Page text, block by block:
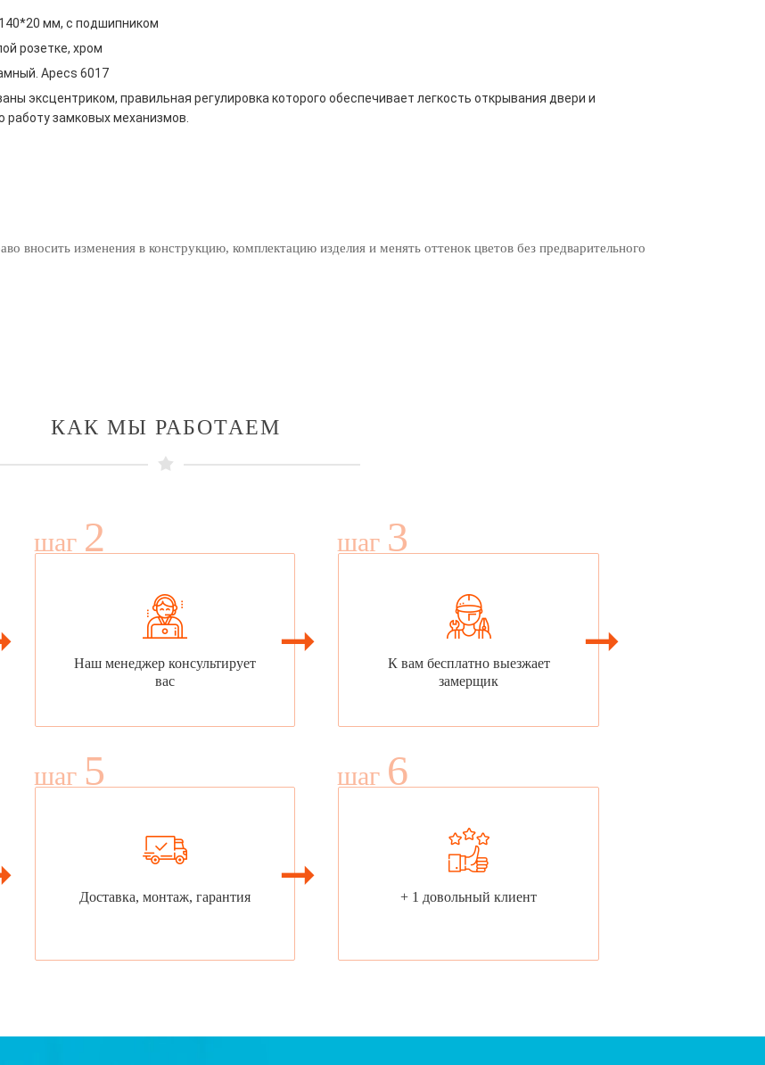
мм, с подшипником
розетке, хром
Apecs 6017
эксцентриком, правильная регулировка которого обеспечивает легкость открывания двери и
работу замковых механизмов.
вносить изменения в конструкцию, комплектацию изделия и менять оттенок цветов без предварительного
КАК МЫ РАБОТАЕМ
шаг 2
Наш менеджер консультирует
вас
шаг 3
К вам бесплатно выезжает
замерщик
шаг 5
Доставка, монтаж, гарантия
шаг 6
+ 1 довольный клиент